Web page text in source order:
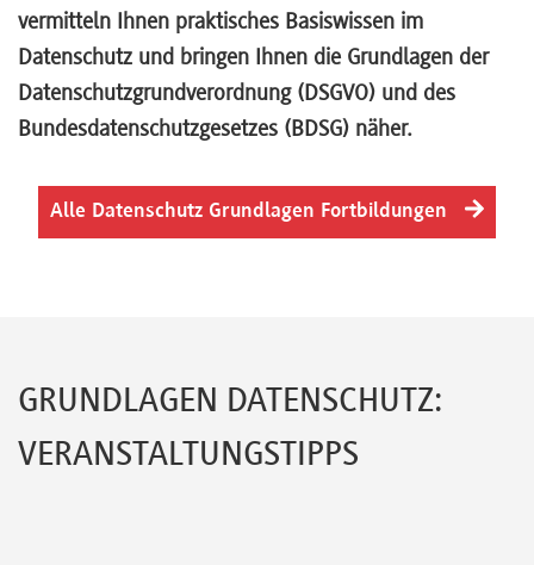
uns
Preisvorteile
FAQ
vermitteln Ihnen praktisches Basiswissen im
Datenschutz und bringen Ihnen die Grundlagen der
Datenschutzgrundverordnung (DSGVO) und des
Bundesdatenschutzgesetzes (BDSG) näher.
Alle Datenschutz Grundlagen Fortbildungen
GRUNDLAGEN DATENSCHUTZ:
VERANSTALTUNGSTIPPS